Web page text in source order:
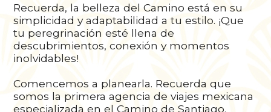
Recuerda, la belleza del Camino está en su
simplicidad y adaptabilidad a tu estilo. ¡Que
tu peregrinación esté llena de
descubrimientos, conexión y momentos
inolvidables!
Comencemos a planearla. Recuerda que
somos la primera agencia de viajes mexicana
especializada en el Camino de Santiago.